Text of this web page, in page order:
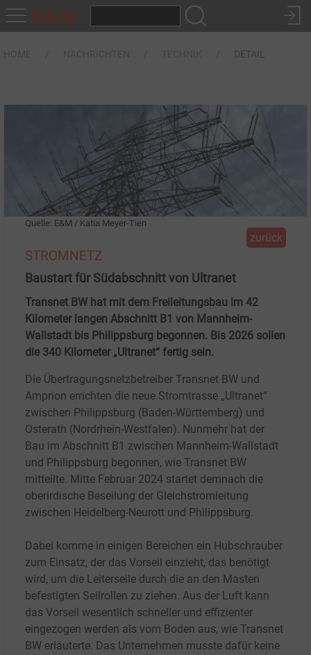
DETAIL
Quelle: E&M / Katia Meyer-Tien
zurück
STROMNETZ
Baustart für Südabschnitt von Ultranet
Transnet BW hat mit dem Freileitungsbau im 42
Kilometer langen Abschnitt B1 von Mannheim-
Wallstadt bis Philippsburg begonnen. Bis 2026 sollen
die 340 Kilometer „Ultranet“ fertig sein.
Die Übertragungsnetzbetreiber Transnet BW und
Amprion errichten die neue Stromtrasse „Ultranet“
zwischen Philippsburg (Baden-Württemberg) und
Osterath (Nordrhein-Westfalen). Nunmehr hat der
Bau im Abschnitt B1 zwischen Mannheim-Wallstadt
und Philippsburg begonnen, wie Transnet BW
mitteilte. Mitte Februar 2024 startet demnach die
oberirdische Beseilung der Gleichstromleitung
zwischen Heidelberg-Neurott und Philippsburg.
Dabei komme in einigen Bereichen ein Hubschrauber
zum Einsatz, der das Vorseil einzieht, das benötigt
wird, um die Leiterseile durch die an den Masten
befestigten Seilrollen zu ziehen. Aus der Luft kann
das Vorseil wesentlich schneller und effizienter
eingezogen werden als vom Boden aus, wie Transnet
BW erläuterte. Das Unternehmen musste dafür keine